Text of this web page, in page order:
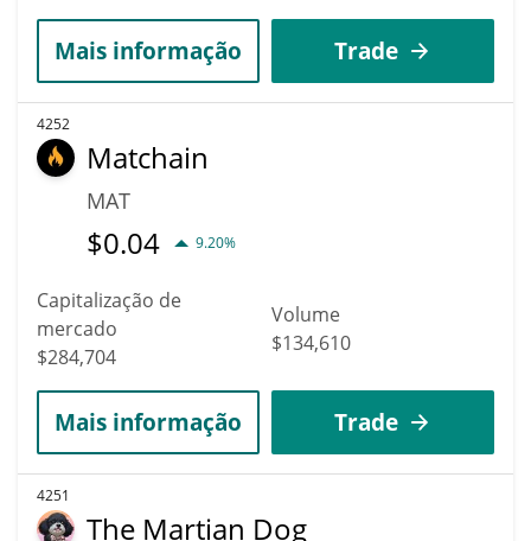
Mais informação Trade
4252
Matchain
MAT
$0.04 9.20%
Capitalização de
mercado
$284,704
Volume
$134,610
Mais informação Trade
4251
The Martian Dog